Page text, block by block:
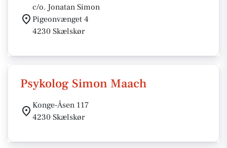
c/o. Jonatan Simon
Pigeonvænget 4
4230 Skælskør
Psykolog Simon Maach
Konge-Åsen 117
4230 Skælskør